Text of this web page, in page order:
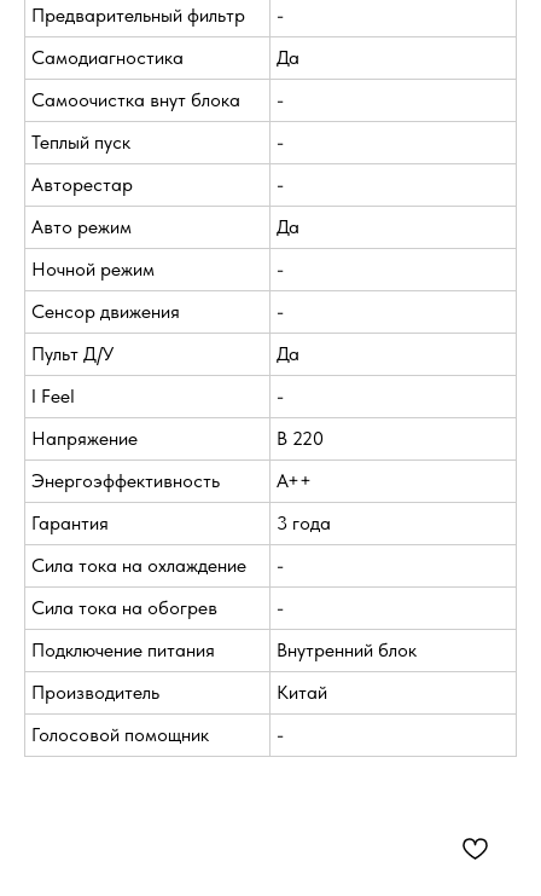
Предварительный фильтр
-
Самодиагностика
Да
Самоочистка внут блока
-
Теплый пуск
-
Авторестар
-
Авто режим
Да
Ночной режим
-
Сенсор движения
-
Пульт Д/У
Да
I Feel
-
Напряжение
В 220
Энергоэффективность
A++
Гарантия
3 года
Сила тока на охлаждение
-
Сила тока на обогрев
-
Подключение питания
Внутренний блок
Производитель
Китай
Голосовой помощник
-